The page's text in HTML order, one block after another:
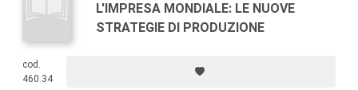
L'IMPRESA MONDIALE: LE NUOVE
STRATEGIE DI PRODUZIONE
cod.
460.34